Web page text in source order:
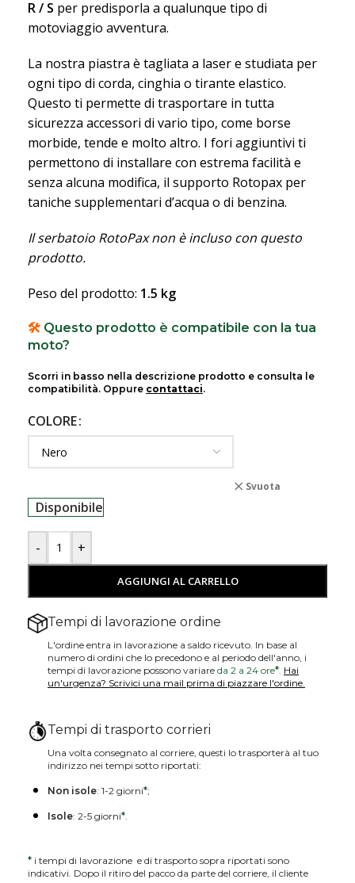
R / S per predisporla a qualunque tipo di
motoviaggio avventura.
La nostra piastra è tagliata a laser e studiata per
ogni tipo di corda, cinghia o tirante elastico.
Questo ti permette di trasportare in tutta
sicurezza accessori di vario tipo, come borse
morbide, tende e molto altro. I fori aggiuntivi ti
permettono di installare con estrema facilità e
senza alcuna modifica, il supporto Rotopax per
taniche supplementari d’acqua o di benzina.
Il serbatoio RotoPax non è incluso con questo
prodotto.
Peso del prodotto: 1.5 kg
🛠️ Questo prodotto è compatibile con la tua
moto?
Scorri in basso nella descrizione prodotto e consulta le
compatibilità. Oppure contattaci.
COLORE
Svuota
Disponibile
- +
AGGIUNGI AL CARRELLO
Tempi di lavorazione ordine
L'ordine entra in lavorazione a saldo ricevuto. In base al
numero di ordini che lo precedono e al periodo dell'anno, i
tempi di lavorazione possono variare da 2 a 24 ore*. Hai
un'urgenza? Scrivici una mail prima di piazzare l'ordine.
Tempi di trasporto corrieri
Una volta consegnato al corriere, questi lo trasporterà al tuo
indirizzo nei tempi sotto riportati:
Non isole: 1-2 giorni*;
Isole: 2-5 giorni*.
* i tempi di lavorazione e di trasporto sopra riportati sono
indicativi. Dopo il ritiro del pacco da parte del corriere, il cliente